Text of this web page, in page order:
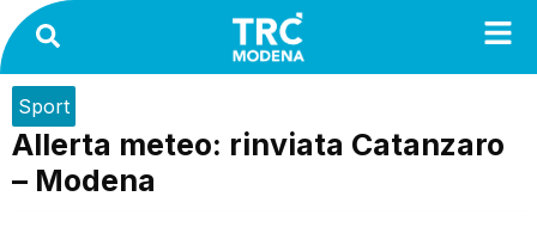
Sport
Allerta meteo: rinviata Catanzaro
– Modena